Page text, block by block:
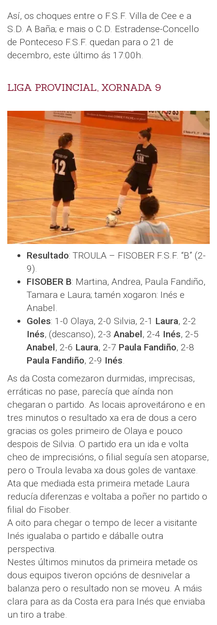
Así, os choques entre o F.S.F. Villa de Cee e a
S.D. A Baña; e mais o C.D. Estradense-Concello
de Ponteceso F.S.F. quedan para o 21 de
decembro, este último ás 17:00h.
LIGA PROVINCIAL, XORNADA 9
Resultado: TROULA – FISOBER F.S.F. “B” (2-
9).
FISOBER B: Martina, Andrea, Paula Fandiño,
Tamara e Laura; tamén xogaron: Inés e
Anabel.
Goles: 1-0 Olaya, 2-0 Silvia, 2-1 Laura, 2-2
Inés, (descanso), 2-3Anabel, 2-4 Inés, 2-5
Anabel, 2-6 Laura, 2-7 Paula Fandiño, 2-8
Paula Fandiño, 2-9 Inés.
As da Costa comezaron durmidas, imprecisas,
erráticas no pase, parecía que aínda non
chegaran o partido. As locais aproveitárono e en
tres minutos o resultado xa era de dous a cero
gracias os goles primeiro de Olaya e pouco
despois de Silvia. O partido era un ida e volta
cheo de imprecisións, o filial seguía sen atoparse,
pero o Troula levaba xa dous goles de vantaxe.
Ata que mediada esta primeira metade Laura
reducía diferenzas e voltaba a poñer no partido o
filial do Fisober.
A oito para chegar o tempo de lecer a visitante
Inés igualaba o partido e dáballe outra
perspectiva.
Nestes últimos minutos da primeira metade os
dous equipos tiveron opcións de desnivelar a
balanza pero o resultado non se moveu. A máis
clara para as da Costa era para Inés que enviaba
un tiro a trabe.